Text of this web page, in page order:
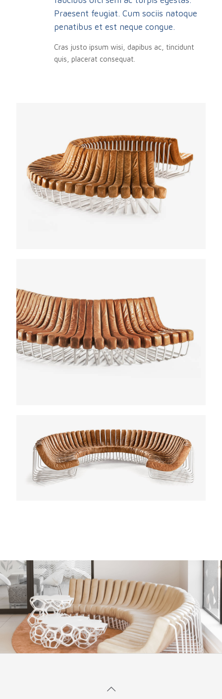
Praesent feugiat. Cum sociis natoque
penatibus et est neque congue.
Cras justo ipsum wisi, dapibus ac, tincidunt
quis, placerat consequat.